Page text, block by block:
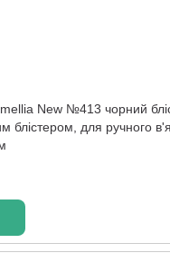
New №413 чорний
блістером, для ручного